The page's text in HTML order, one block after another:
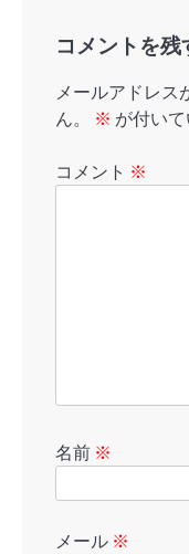
コメントを残
メールアドレス
ん。
※ が付い
コメント ※
名前 ※
メール ※